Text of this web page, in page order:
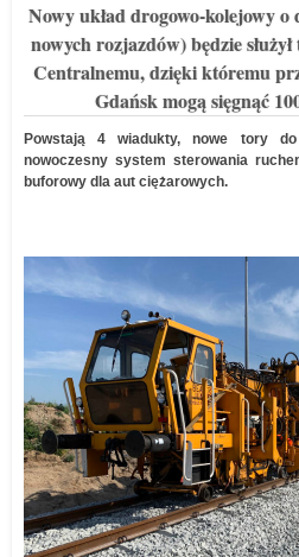
Nowy układ drogowo-kolejowy o
nowych rozjazdów) będzie
Centralnemu, dzięki któremu
Gdańsk mogą sięgnąć
Powstają 4 wiadukty, nowe tory
nowoczesny system sterowania
buforowy dla aut ciężarowych.